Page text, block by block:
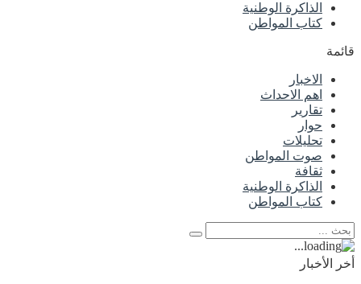
الذاكرة الوطنية
كتاب المواطن
قائمة
الاخبار
اهم الاحداث
تقارير
حوار
تحليلات
صوت المواطن
ثقافة
الذاكرة الوطنية
كتاب المواطن
أخر الأخبار